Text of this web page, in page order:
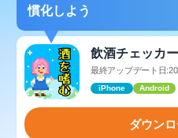
慣化しよう
飲酒チェッカ
最終アップデート日
iPhone Android
ダウン